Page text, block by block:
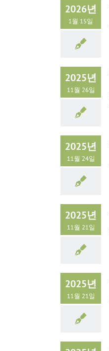
2026년
1월 15일
2025년
11월 26일
2025년
11월 24일
2025년
11월 21일
2025년
11월 21일